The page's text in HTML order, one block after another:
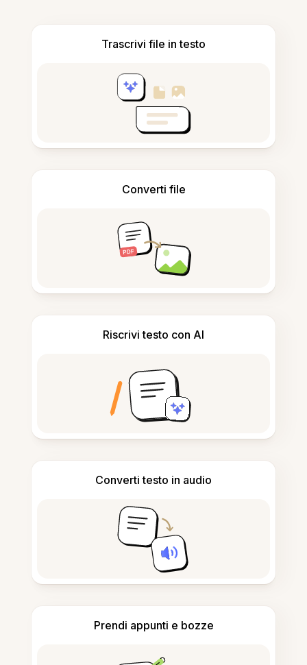
Trascrivi file in testo
Converti file
Riscrivi testo con AI
Converti testo in audio
Prendi appunti e bozze